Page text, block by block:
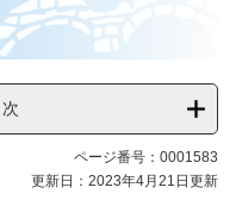
ページ番号：0001583
更新日：2023年4月21日更新